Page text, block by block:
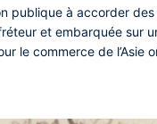
publique à accorder
et embarquée sur
le commerce de l’Asie